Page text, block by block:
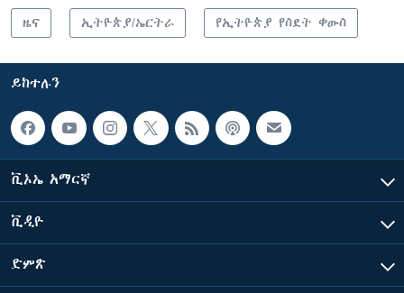
ዜና ኢትዮጵያ/ኤርትራ የኢትዮጵያ የስደት ቀውስ
ይከተሉን
ቪኦኤ አማርኛ
ቪዲዮ
ድምጽ